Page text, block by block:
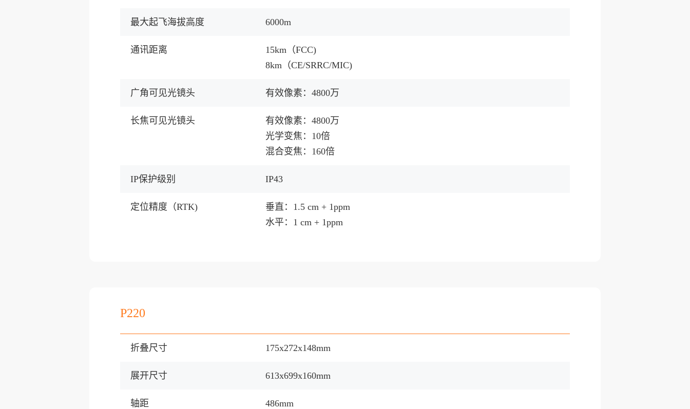
最大起飞海拔高度 6000m
通讯距离
15km（FCC)
8km（CE/SRRC/MIC)
广角可见光镜头 有效像素：4800万
长焦可见光镜头
有效像素：4800万
光学变焦：10倍
混合变焦：160倍
IP保护级别 IP43
定位精度（RTK)
垂直：1.5 cm + 1ppm
水平：1 cm + 1ppm
P220
折叠尺寸 175x272x148mm
展开尺寸 613x699x160mm
轴距 486mm